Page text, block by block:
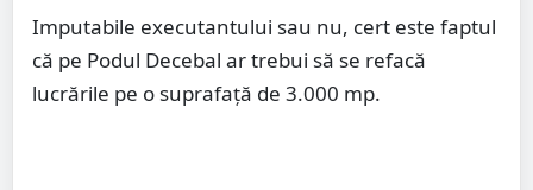
Imputabile executantului sau nu, cert este faptul
că pe Podul Decebal ar trebui să se refacă
lucrările pe o suprafață de 3.000 mp.